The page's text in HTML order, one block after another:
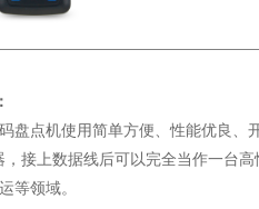
盘点机使用简单方便、性能优良
接上数据线后可以完全当作一台
等领域。